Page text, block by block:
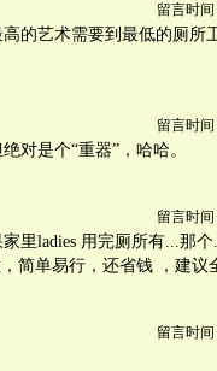
留言时间
的艺术需要到最低的厕所
留言时间
对是个“重器”，哈哈。
留言时间
里ladies 用完厕所有...那
简单易行，还省钱 ，建议
留言时间